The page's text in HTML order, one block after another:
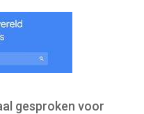
gesproken voor